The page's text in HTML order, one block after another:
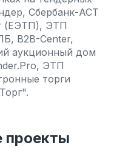
Сбербанк-АСТ
(ЕЭТП), ЭТП
B2B-Center,
аукционный дом
ЭТП
торги
проекты